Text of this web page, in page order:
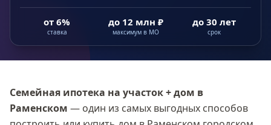
от 6%
ставка
до 12 млн ₽
максимум в МО
до 30 лет
срок
Семейная ипотека на участок + дом в
Раменском — один из самых выгодных способов